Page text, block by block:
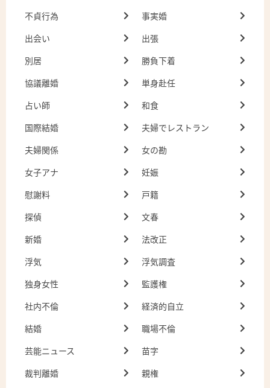
不貞行為
事実婚
出会い
出張
別居
勝負下着
協議離婚
単身赴任
占い師
和食
国際結婚
夫婦でレストラン
夫婦関係
女の勘
女子アナ
妊娠
慰謝料
戸籍
探偵
文春
新婚
法改正
浮気
浮気調査
独身女性
監護権
社内不倫
経済的自立
結婚
職場不倫
芸能ニュース
苗字
裁判離婚
親権